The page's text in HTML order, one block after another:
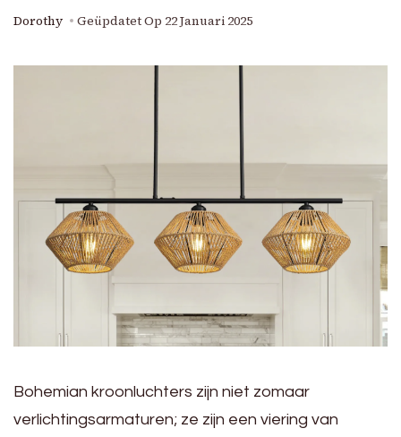
Dorothy Geüpdatet Op 22 Januari 2025
Bohemian kroonluchters zijn niet zomaar
verlichtingsarmaturen; ze zijn een viering van